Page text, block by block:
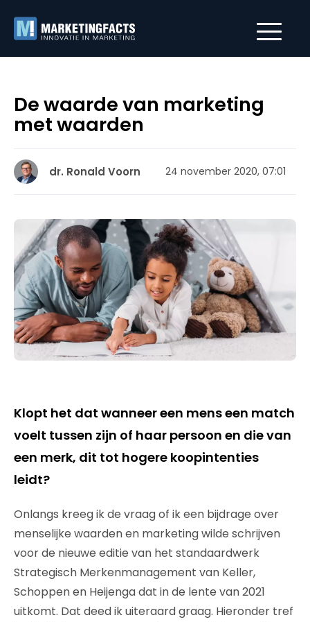
De waarde van marketing
met waarden
dr. Ronald Voorn 24 november 2020, 07:01
Klopt het dat wanneer een mens een match
voelt tussen zijn of haar persoon en die van
een merk, dit tot hogere koopintenties
leidt?
Onlangs kreeg ik de vraag of ik een bijdrage over
menselijke waarden en marketing wilde schrijven
voor de nieuwe editie van het standaardwerk
Strategisch Merkenmanagement van Keller,
Schoppen en Heijenga dat in de lente van 2021
uitkomt. Dat deed ik uiteraard graag. Hieronder tref